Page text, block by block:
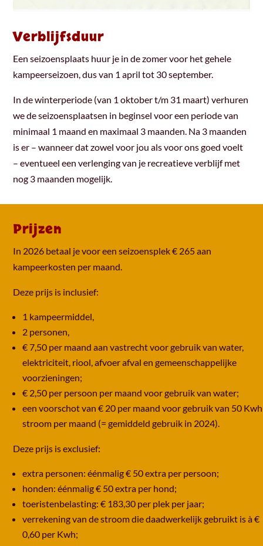
Verblijfsduur
Een seizoensplaats huur je in de zomer voor het gehele
kampeerseizoen, dus van 1 april tot 30 september.
In de winterperiode (van 1 oktober t/m 31 maart) verhuren
we de seizoensplaatsen in beginsel voor een periode van
minimaal 1 maand en maximaal 3 maanden. Na 3 maanden
is er – wanneer dat zowel voor jou als voor ons goed voelt
– eventueel een verlenging van je recreatieve verblijf met
nog 3 maanden mogelijk.
Prijzen
In 2026 betaal je voor een seizoensplek € 265 aan
kampeerkosten per maand.
Deze prijs is inclusief:
1 kampeermiddel,
2 personen,
€ 7,50 per maand aan vastrecht voor gebruik van water,
elektriciteit, riool, afvoer afval en gemeenschappelijke
voorzieningen;
€ 2,50 per persoon per maand voor gebruik van water;
een voorschot van € 20 per maand voor gebruik van 50 Kwh
stroom per maand (= gemiddeld gebruik in 2024).
Deze prijs is exclusief:
extra personen: éénmalig € 50 extra per persoon;
honden: éénmalig € 50 extra per hond;
toeristenbelasting: € 183,30 per plek per jaar;
verrekening van de stroom die daadwerkelijk gebruikt is à €
0,60 per Kwh;